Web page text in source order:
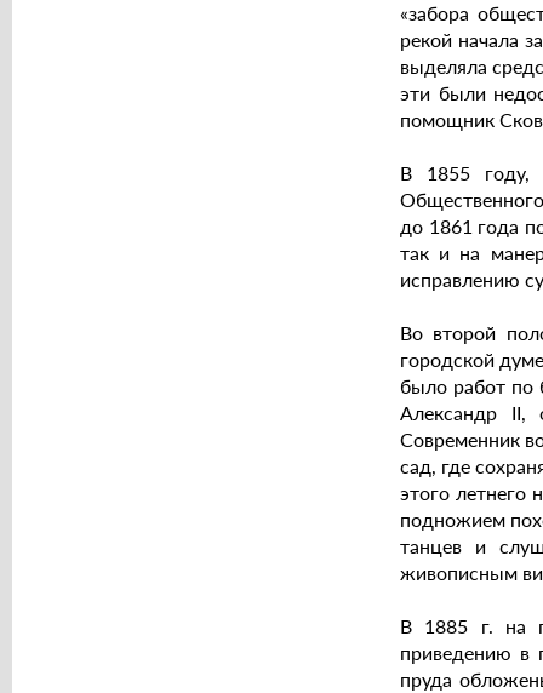
«забора
рекой начала
выделяла
эти были
помощник
В 1855 году,
до 1861 года
так и на
исправлению
Во второй
городской
было работ по
Александр II,
Современник
сад, где
этого летнего
подножием
танцев и
живописным
В 1885 г. на
приведению в
пруда